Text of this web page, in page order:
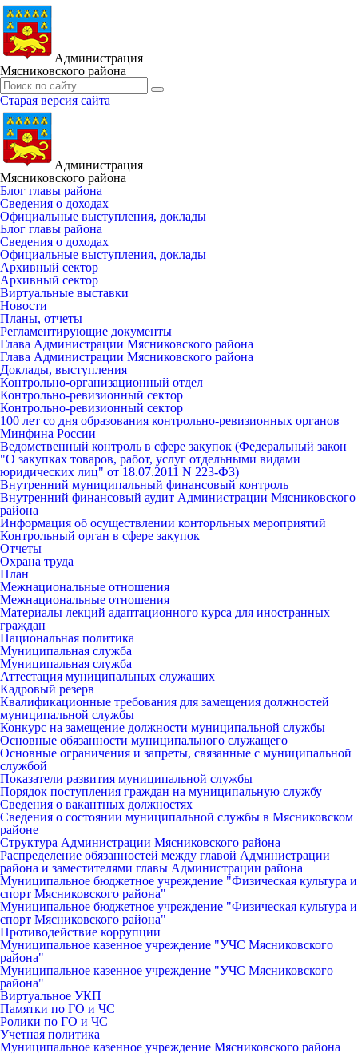
Администрация
Мясниковского района
Старая версия сайта
Администрация
Мясниковского района
Блог главы района
Сведения о доходах
Официальные выступления, доклады
Блог главы района
Сведения о доходах
Официальные выступления, доклады
Архивный сектор
Архивный сектор
Виртуальные выставки
Новости
Планы, отчеты
Регламентирующие документы
Глава Администрации Мясниковского района
Глава Администрации Мясниковского района
Доклады, выступления
Контрольно-организационный отдел
Контрольно-ревизионный сектор
Контрольно-ревизионный сектор
100 лет со дня образования контрольно-ревизионных органов
Минфина России
Ведомственный контроль в сфере закупок (Федеральный закон
"О закупках товаров, работ, услуг отдельными видами
юридических лиц" от 18.07.2011 N 223-ФЗ)
Внутренний муниципальный финансовый контроль
Внутренний финансовый аудит Администрации Мясниковского
района
Информация об осуществлении конторльных мероприятий
Контрольный орган в сфере закупок
Отчеты
Охрана труда
План
Межнациональные отношения
Межнациональные отношения
Материалы лекций адаптационного курса для иностранных
граждан
Национальная политика
Муниципальная служба
Муниципальная служба
Аттестация муниципальных служащих
Кадровый резерв
Квалификационные требования для замещения должностей
муниципальной службы
Конкурс на замещение должности муниципальной службы
Основные обязанности муниципального служащего
Основные ограничения и запреты, связанные с муниципальной
службой
Показатели развития муниципальной службы
Порядок поступления граждан на муниципальную службу
Сведения о вакантных должностях
Сведения о состоянии муниципальной службы в Мясниковском
районе
Структура Администрации Мясниковского района
Распределение обязанностей между главой Администрации
района и заместителями главы Администрации района
Муниципальное бюджетное учреждение "Физическая культура и
спорт Мясниковского района"
Муниципальное бюджетное учреждение "Физическая культура и
спорт Мясниковского района"
Противодействие коррупции
Муниципальное казенное учреждение "УЧС Мясниковского
района"
Муниципальное казенное учреждение "УЧС Мясниковского
района"
Виртуальное УКП
Памятки по ГО и ЧС
Ролики по ГО и ЧС
Учетная политика
Муниципальное казенное учреждение Мясниковского района